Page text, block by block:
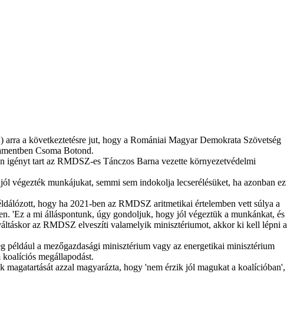
a következtetésre jut, hogy a Romániai Magyar Demokrata Szövetség
Csoma Botond.
igényt tart az RMDSZ-es Tánczos Barna vezette környezetvédelmi
végezték munkájukat, semmi sem indokolja lecserélésüket, ha azonban ez
hogy ha 2021-ben az RMDSZ aritmetikai értelemben vett súlya a
'Ez a mi álláspontunk, úgy gondoljuk, hogy jól végeztük a munkánkat, és
az RMDSZ elveszíti valamelyik minisztériumot, akkor ki kell lépni a
a mezőgazdasági minisztérium vagy az energetikai minisztérium
megállapodást.
azzal magyarázta, hogy 'nem érzik jól magukat a koalícióban',